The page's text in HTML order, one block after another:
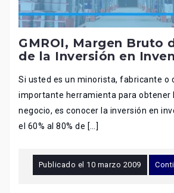
GMROI, Margen Bruto
de la Inversión en
Si usted es un minorista, fabricante o
importante herramienta para obtener
negocio, es conocer la inversión en
el 60% al 80% de […]
Publicado el 10 marzo 2009